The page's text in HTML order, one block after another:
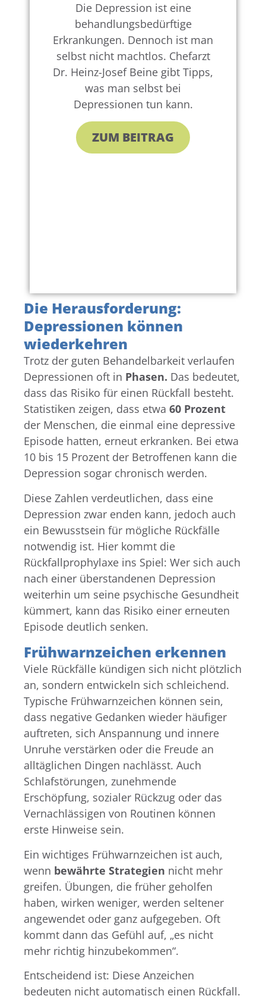
Die Depression ist eine
behandlungsbedürftige
Erkrankungen. Dennoch ist man
selbst nicht machtlos. Chefarzt
Dr. Heinz-Josef Beine gibt Tipps,
was man selbst bei
Depressionen tun kann.
ZUM BEITRAG
Die Herausforderung:
Depressionen können
wiederkehren
Trotz der guten Behandelbarkeit verlaufen
Depressionen oft in Phasen. Das bedeutet,
dass das Risiko für einen Rückfall besteht.
Statistiken zeigen, dass etwa 60 Prozent
der Menschen, die einmal eine depressive
Episode hatten, erneut erkranken. Bei etwa
10 bis 15 Prozent der Betroffenen kann die
Depression sogar chronisch werden.
Diese Zahlen verdeutlichen, dass eine
Depression zwar enden kann, jedoch auch
ein Bewusstsein für mögliche Rückfälle
notwendig ist. Hier kommt die
Rückfallprophylaxe ins Spiel: Wer sich auch
nach einer überstandenen Depression
weiterhin um seine psychische Gesundheit
kümmert, kann das Risiko einer erneuten
Episode deutlich senken.
Frühwarnzeichen erkennen
Viele Rückfälle kündigen sich nicht plötzlich
an, sondern entwickeln sich schleichend.
Typische Frühwarnzeichen können sein,
dass negative Gedanken wieder häufiger
auftreten, sich Anspannung und innere
Unruhe verstärken oder die Freude an
alltäglichen Dingen nachlässt. Auch
Schlafstörungen, zunehmende
Erschöpfung, sozialer Rückzug oder das
Vernachlässigen von Routinen können
erste Hinweise sein.
Ein wichtiges Frühwarnzeichen ist auch,
wenn bewährte Strategien nicht mehr
greifen. Übungen, die früher geholfen
haben, wirken weniger, werden seltener
angewendet oder ganz aufgegeben. Oft
kommt dann das Gefühl auf, „es nicht
mehr richtig hinzubekommen“.
Entscheidend ist: Diese Anzeichen
bedeuten nicht automatisch einen Rückfall.